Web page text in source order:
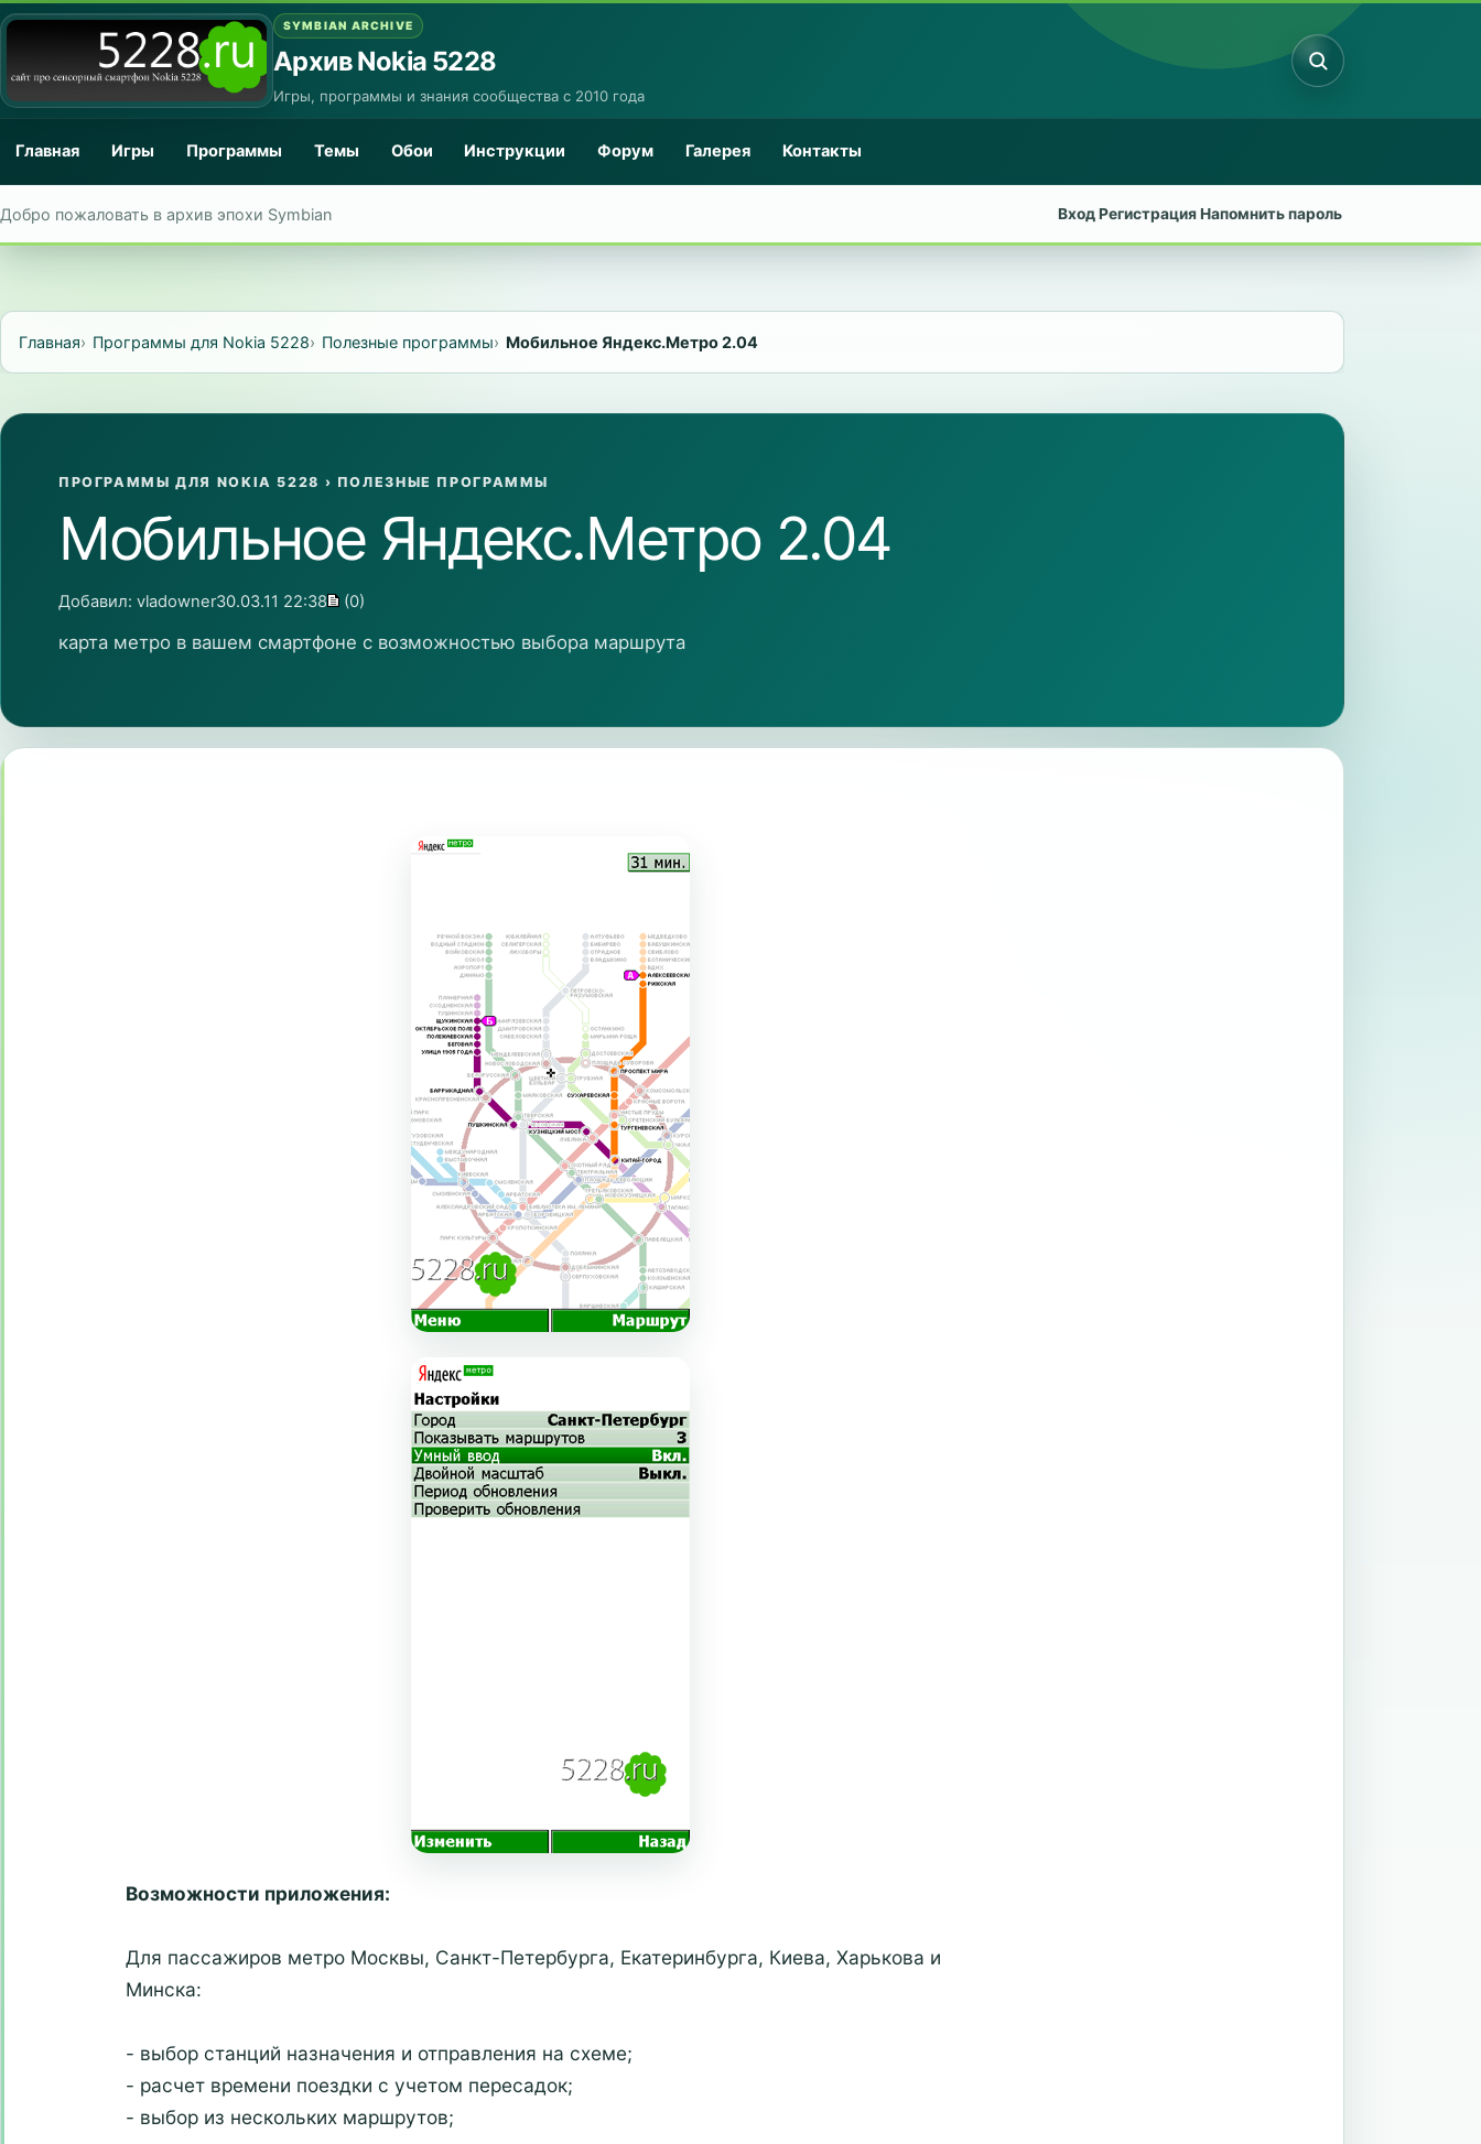
SYMBIAN ARCHIVE
Архив Nokia 5228
Игры, программы и знания сообщества с 2010 года
Поиск
Главная Игры Программы Темы Обои Инструкции Форум Галерея Контакты
Добро пожаловать в архив эпохи Symbian Вход Регистрация Напомнить пароль
Главная Программы для Nokia 5228 Полезные программы Мобильное Яндекс.Метро 2.04
ПРОГРАММЫ ДЛЯ NOKIA 5228 › ПОЛЕЗНЫЕ ПРОГРАММЫ
Мобильное Яндекс.Метро 2.04
Добавил: vladowner30.03.11 22:38 (0)
карта метро в вашем смартфоне с возможностью выбора маршрута
Возможности приложения:
Для пассажиров метро Москвы, Санкт-Петербурга, Екатеринбурга, Киева, Харькова и
Минска:
- выбор станций назначения и отправления на схеме;
- расчет времени поездки с учетом пересадок;
- выбор из нескольких маршрутов;